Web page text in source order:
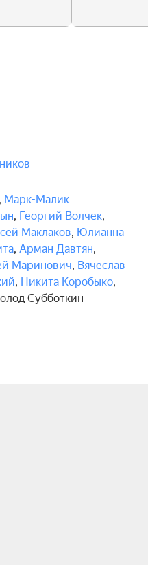
, Марк-Малик
, Георгий Волчек,
Маклаков, Юлианна
, Арман Давтян,
Маринович, Вячеслав
, Никита Коробыко,
Субботкин